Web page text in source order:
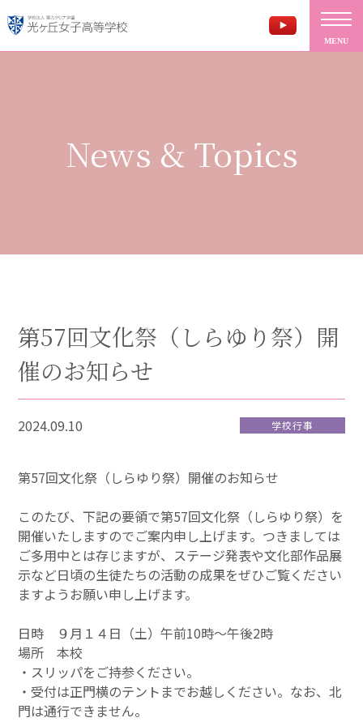
MENU
News & Topics
第57回文化祭（しらゆり祭）開
催のお知らせ
2024.09.10 学校行事
第57回文化祭（しらゆり祭）開催のお知らせ
このたび、下記の要領で第57回文化祭（しらゆり祭）を
開催いたしますのでご案内申し上げます。つきましては
ご多用中とは存じますが、ステージ発表や文化部作品展
示など日頃の生徒たちの活動の成果をぜひご覧ください
ますようお願い申し上げます。
日時 ９月１４日（土）午前10時～午後2時
場所 本校
・スリッパをご持参ください。
・受付は正門横のテントまでお越しください。なお、北
門は通行できません。